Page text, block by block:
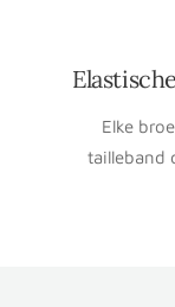
Elke
tailleband